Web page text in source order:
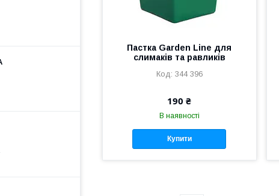
Пастка Garden Line для
слимаків та равликів
344 396
190 ₴
В наявності
Купити